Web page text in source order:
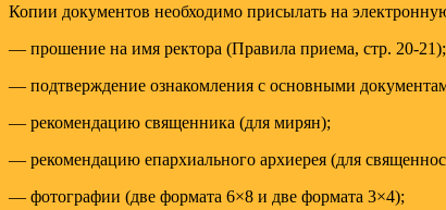
Копии документов необходимо присылать на
— прошение на имя ректора (Правила приема, стр. 20-21);
— подтверждение ознакомления с основными
— рекомендацию священника (для мирян);
— рекомендацию епархиального архиерея (для
— фотографии (две формата 6×8 и две формата 3×4);